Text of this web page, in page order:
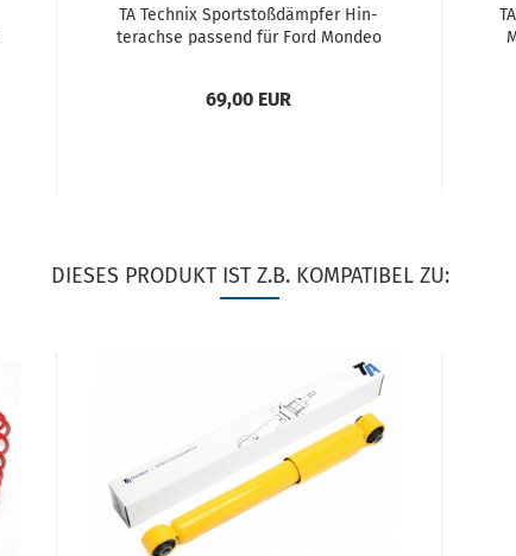
TA Tech­nix Sport­stoß­dämp­fer Hin­
ter­ach­se pas­send für Ford Mon­deo
69,00 EUR
DIESES PRODUKT IST Z.B. KOMPATIBEL ZU: